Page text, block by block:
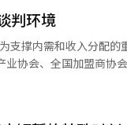
育与保育整合财政分
府使用的保育预算完全
育预算转移规模尚未明
们一起练习3到4个小时
我觉得如果他走舞蹈这
剧电影，但他对待舞台
希望能把舞姿展现得很
望观众看到时会觉得有
率提高20个百分点。 为
·再学习'的实证管道，
商业化的成果。
境外韩元结算系统等措
行为等。政府计划与韩
判环境
支撑内需和收入分配的
增长的必要条件。” 公正